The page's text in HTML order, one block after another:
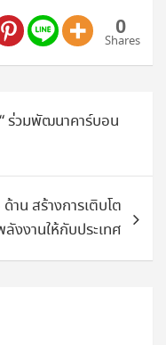
0
Shares
ร่วมพัฒนาคาร์บอน
น สร้างการเติบโต
งงานให้กับประเทศ